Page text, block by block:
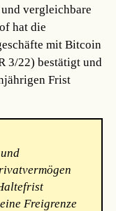
vergleichbare
hat die
mit Bitcoin
3/22) bestätigt und
Frist
Freigrenze